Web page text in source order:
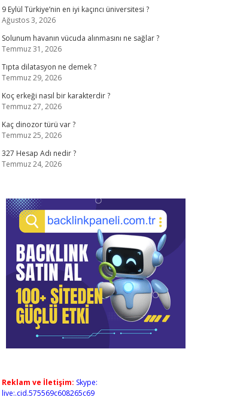
9 Eylül Türkiye’nin en iyi kaçıncı üniversitesi ?
Ağustos 3, 2026
Solunum havanın vücuda alınmasını ne sağlar ?
Temmuz 31, 2026
Tıpta dilatasyon ne demek ?
Temmuz 29, 2026
Koç erkeği nasıl bir karakterdir ?
Temmuz 27, 2026
Kaç dinozor türü var ?
Temmuz 25, 2026
327 Hesap Adı nedir ?
Temmuz 24, 2026
Reklam ve İletişim: Skype:
live:.cid.575569c608265c69